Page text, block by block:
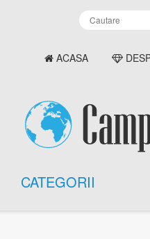
ACASA
CATEGORII